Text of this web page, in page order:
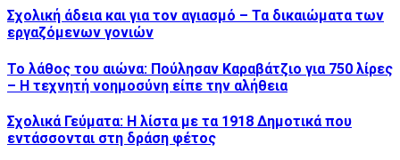
Σχολική άδεια και για τον αγιασμό – Τα δικαιώματα των
εργαζόμενων γονιών
Το λάθος του αιώνα: Πούλησαν Καραβάτζιο για 750 λίρες
– Η τεχνητή νοημοσύνη είπε την αλήθεια
Σχολικά Γεύματα: Η λίστα με τα 1918 Δημοτικά που
εντάσσονται στη δράση φέτος